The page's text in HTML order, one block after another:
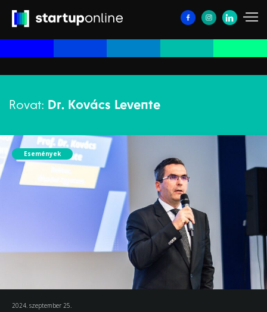
Rovat: Dr. Kovács Levente
Események
2024. szeptember 25.